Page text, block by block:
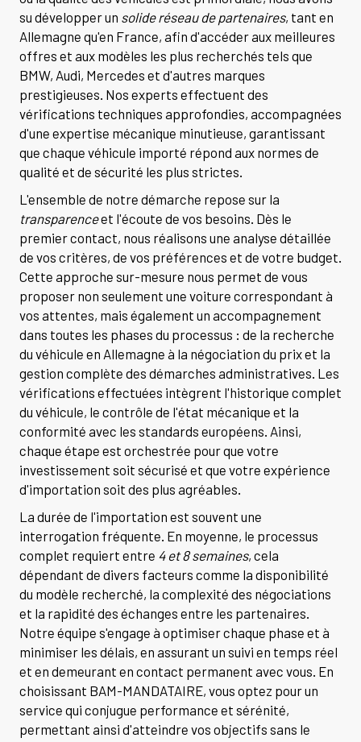
su développer un solide réseau de partenaires, tant en
Allemagne qu'en France, afin d'accéder aux meilleures
offres et aux modèles les plus recherchés tels que
BMW, Audi, Mercedes et d'autres marques
prestigieuses. Nos experts effectuent des
vérifications techniques approfondies, accompagnées
d'une expertise mécanique minutieuse, garantissant
que chaque véhicule importé répond aux normes de
qualité et de sécurité les plus strictes.
L'ensemble de notre démarche repose sur la
transparenceet l'écoute de vos besoins. Dès le
premier contact, nous réalisons une analyse détaillée
de vos critères, de vos préférences et de votre budget.
Cette approche sur-mesure nous permet de vous
proposer non seulement une voiture correspondant à
vos attentes, mais également un accompagnement
dans toutes les phases du processus : de la recherche
du véhicule en Allemagne à la négociation du prix et la
gestion complète des démarches administratives. Les
vérifications effectuées intègrent l'historique complet
du véhicule, le contrôle de l'état mécanique et la
conformité avec les standards européens. Ainsi,
chaque étape est orchestrée pour que votre
investissement soit sécurisé et que votre expérience
d'importation soit des plus agréables.
La durée de l'importation est souvent une
interrogation fréquente. En moyenne, le processus
complet requiert entre 4 et 8 semaines, cela
dépendant de divers facteurs comme la disponibilité
du modèle recherché, la complexité des négociations
et la rapidité des échanges entre les partenaires.
Notre équipe s'engage à optimiser chaque phase et à
minimiser les délais, en assurant un suivi en temps réel
et en demeurant en contact permanent avec vous. En
choisissant BAM-MANDATAIRE, vous optez pour un
service qui conjugue performance et sérénité,
permettant ainsi d'atteindre vos objectifs sans le